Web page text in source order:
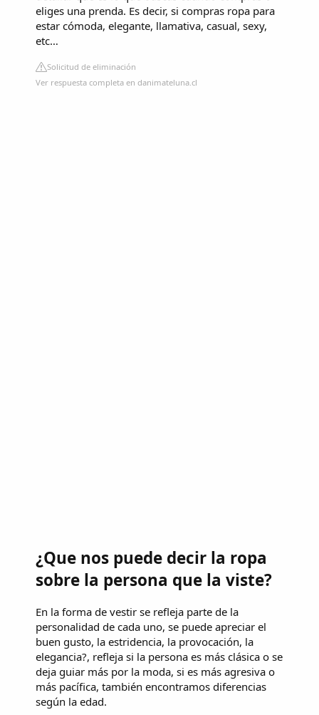
eliges una prenda. Es decir, si compras ropa para
estar cómoda, elegante, llamativa, casual, sexy,
etc…
Solicitud de eliminación
Ver respuesta completa en danimateluna.cl
¿Que nos puede decir la ropa
sobre la persona que la viste?
En la forma de vestir se refleja parte de la
personalidad de cada uno, se puede apreciar el
buen gusto, la estridencia, la provocación, la
elegancia?, refleja si la persona es más clásica o se
deja guiar más por la moda, si es más agresiva o
más pacífica, también encontramos diferencias
según la edad.